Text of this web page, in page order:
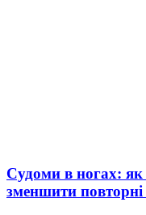
Судоми в ногах: як
зменшити